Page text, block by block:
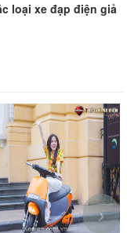
loại xe đạp điện giả
›